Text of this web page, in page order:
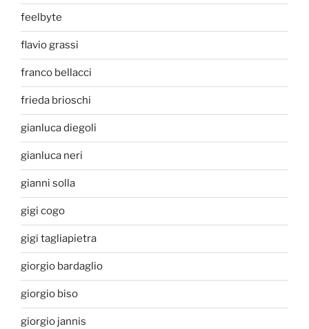
feelbyte
flavio grassi
franco bellacci
frieda brioschi
gianluca diegoli
gianluca neri
gianni solla
gigi cogo
gigi tagliapietra
giorgio bardaglio
giorgio biso
giorgio jannis